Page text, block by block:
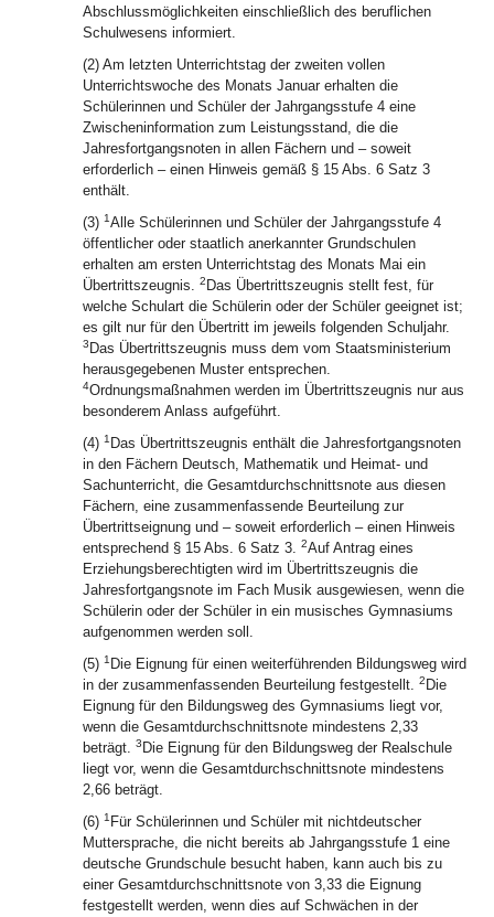
Abschlussmöglichkeiten einschließlich des beruflichen
Schulwesens informiert.
(2) Am letzten Unterrichtstag der zweiten vollen
Unterrichtswoche des Monats Januar erhalten die
Schülerinnen und Schüler der Jahrgangsstufe 4 eine
Zwischeninformation zum Leistungsstand, die die
Jahresfortgangsnoten in allen Fächern und – soweit
erforderlich – einen Hinweis gemäß § 15 Abs. 6 Satz 3
enthält.
(3) 1Alle Schülerinnen und Schüler der Jahrgangsstufe 4
öffentlicher oder staatlich anerkannter Grundschulen
erhalten am ersten Unterrichtstag des Monats Mai ein
Übertrittszeugnis. 2 Das Übertrittszeugnis stellt fest, für
welche Schulart die Schülerin oder der Schüler geeignet ist;
es gilt nur für den Übertritt im jeweils folgenden Schuljahr.
3 Das Übertrittszeugnis muss dem vom Staatsministerium
herausgegebenen Muster entsprechen.
4Ordnungsmaßnahmen werden im Übertrittszeugnis nur aus
besonderem Anlass aufgeführt.
(4) 1 Das Übertrittszeugnis enthält die Jahresfortgangsnoten
in den Fächern Deutsch, Mathematik und Heimat- und
Sachunterricht, die Gesamtdurchschnittsnote aus diesen
Fächern, eine zusammenfassende Beurteilung zur
Übertrittseignung und – soweit erforderlich – einen Hinweis
entsprechend § 15 Abs. 6 Satz 3. 2Auf Antrag eines
Erziehungsberechtigten wird im Übertrittszeugnis die
Jahresfortgangsnote im Fach Musik ausgewiesen, wenn die
Schülerin oder der Schüler in ein musisches Gymnasiums
aufgenommen werden soll.
(5) 1 Die Eignung für einen weiterführenden Bildungsweg wird
in der zusammenfassenden Beurteilung festgestellt. 2 Die
Eignung für den Bildungsweg des Gymnasiums liegt vor,
wenn die Gesamtdurchschnittsnote mindestens 2,33
beträgt. 3 Die Eignung für den Bildungsweg der Realschule
liegt vor, wenn die Gesamtdurchschnittsnote mindestens
2,66 beträgt.
(6) 1 Für Schülerinnen und Schüler mit nichtdeutscher
Muttersprache, die nicht bereits ab Jahrgangsstufe 1 eine
deutsche Grundschule besucht haben, kann auch bis zu
einer Gesamtdurchschnittsnote von 3,33 die Eignung
festgestellt werden, wenn dies auf Schwächen in der